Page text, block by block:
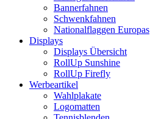
Bannerfahnen
Schwenkfahnen
Nationalflaggen Europas
Displays
Displays Übersicht
RollUp Sunshine
RollUp Firefly
Werbeartikel
Wahlplakate
Logomatten